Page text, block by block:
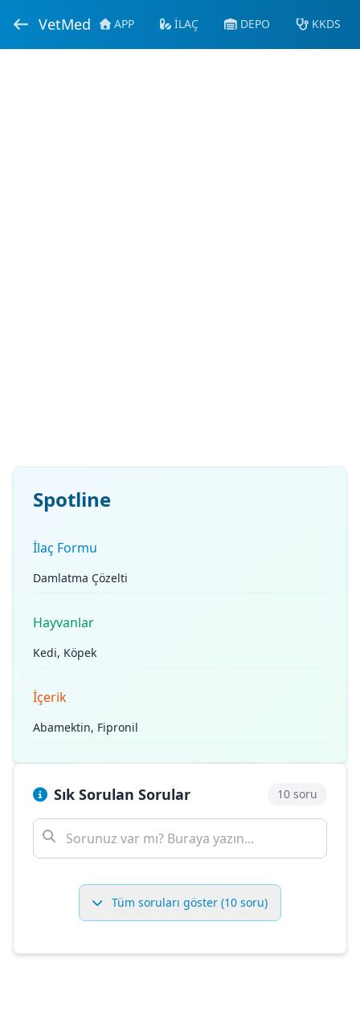
VetMed APP İLAÇ DEPO KKDS
Spotline
İlaç Formu
Damlatma Çözelti
Hayvanlar
Kedi, Köpek
İçerik
Abamektin, Fipronil
Sık Sorulan Sorular 10 soru
Tüm soruları göster (10 soru)